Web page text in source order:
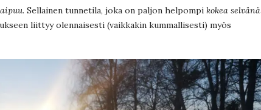
. Sellainen tunnetila, joka on paljon helpompi kokea selvänä
liittyy olennaisesti (vaikkakin kummallisesti) myös